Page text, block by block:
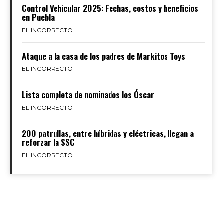
Control Vehicular 2025: Fechas, costos y beneficios
en Puebla
EL INCORRECTO
Ataque a la casa de los padres de Markitos Toys
EL INCORRECTO
Lista completa de nominados los Óscar
EL INCORRECTO
200 patrullas, entre híbridas y eléctricas, llegan a
reforzar la SSC
EL INCORRECTO